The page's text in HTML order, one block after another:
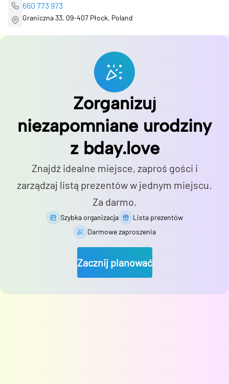
660 773 973
Graniczna 33, 09-407 Płock, Poland
Zorganizuj
niezapomniane urodziny
z bday.love
Znajdź idealne miejsce, zaproś gości i
zarządzaj listą prezentów w jednym miejscu.
Za darmo.
Szybka organizacja
Lista prezentów
Darmowe zaproszenia
Zacznij planować